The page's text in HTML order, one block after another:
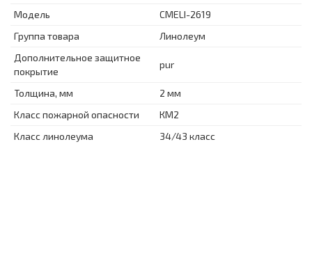
Модель
CMELI-2619
Группа товара
Линолеум
Дополнительное защитное
покрытие
pur
Толщина, мм
2 мм
Класс пожарной опасности
КМ2
Класс линолеума
34/43 класс